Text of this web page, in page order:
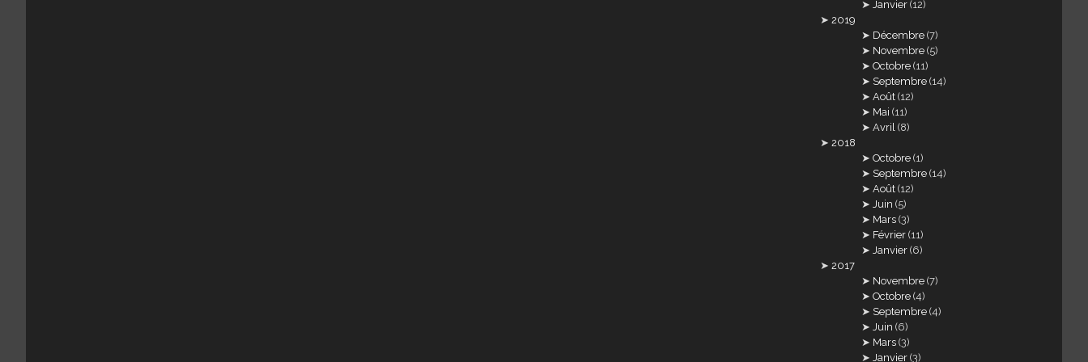
Janvier (12)
2019
Décembre (7)
Novembre (5)
Octobre (11)
Septembre (14)
Août (12)
Mai (11)
Avril (8)
2018
Octobre (1)
Septembre (14)
Août (12)
Juin (5)
Mars (3)
Février (11)
Janvier (6)
2017
Novembre (7)
Octobre (4)
Septembre (4)
Juin (6)
Mars (3)
Janvier (3)